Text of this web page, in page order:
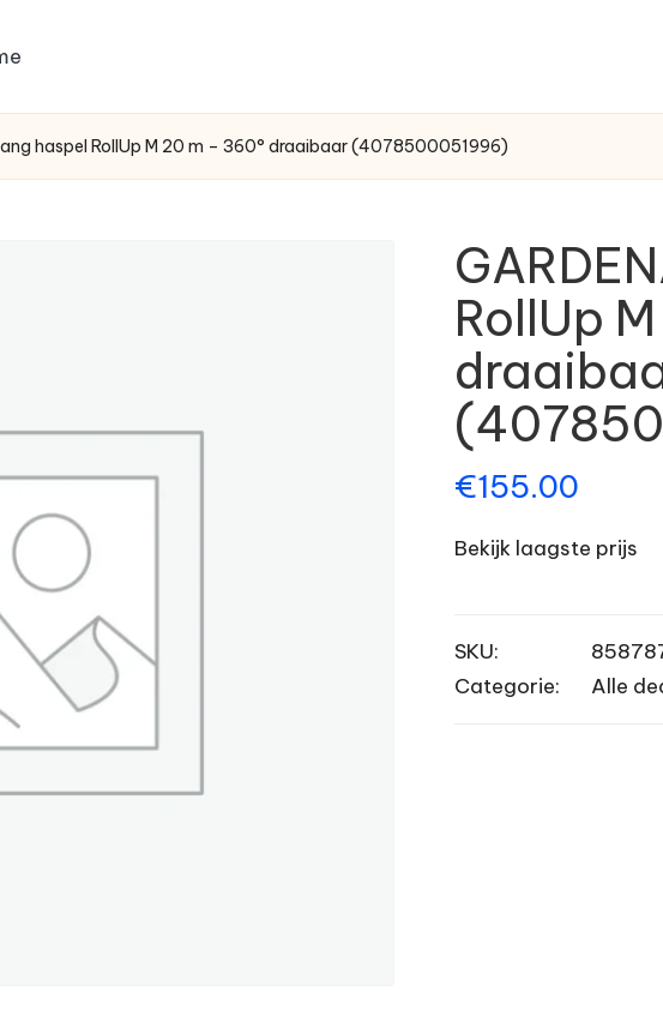
haspel RollUp M 20 m – 360° draaibaar (4078500051996)
RollUp
€155.00
Bekijk laagste prijs
SKU:
Categorie:
Alle